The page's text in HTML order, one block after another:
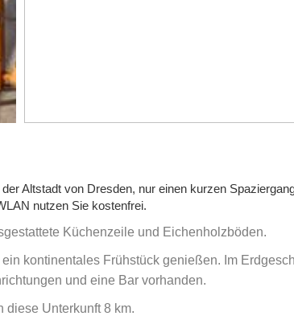
Altstadt von Dresden, nur einen kurzen
nutzen Sie kostenfrei.
Küchenzeile und Eichenholzböden.
kontinentales Frühstück genießen. Im
und eine Bar vorhanden.
diese Unterkunft 8 km.